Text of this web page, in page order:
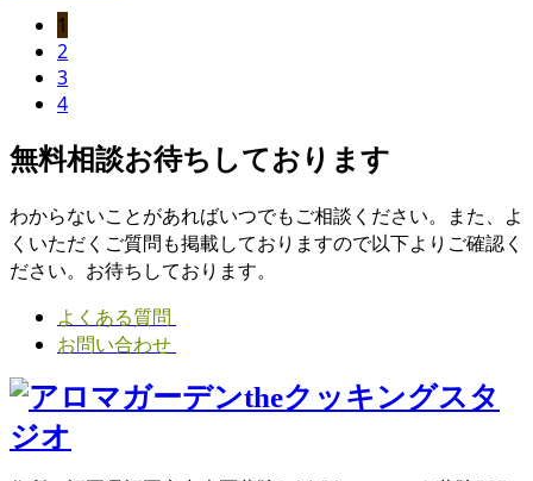
1
2
3
4
無料相談お待ちしております
わからないことがあればいつでもご相談ください。また、よ
くいただくご質問も掲載しておりますので以下よりご確認く
ださい。お待ちしております。
よくある質問
お問い合わせ